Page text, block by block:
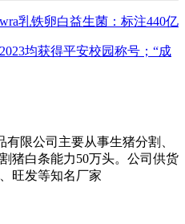
乳铁卵白益生菌：标注440亿
均获得平安校园称号；“成
限公司主要从事生猪分割、
猪白条能力50万头。公司供货
旺发等知名厂家